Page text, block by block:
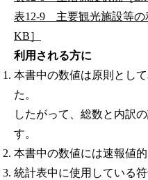
表12-9 主要観光施設等の
KB］
利用される方に
本書中の数値は原則とし
た。
したがって、総数と内訳
す。
本書中の数値には速報値
統計表中に使用している